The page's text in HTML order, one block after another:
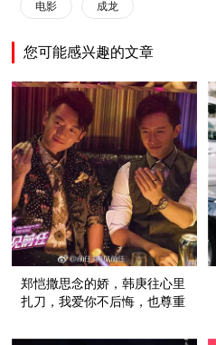
电影 成龙
您可能感兴趣的文章
郑恺撒思念的娇，韩庚往心里
扎刀，我爱你不后悔，也尊重